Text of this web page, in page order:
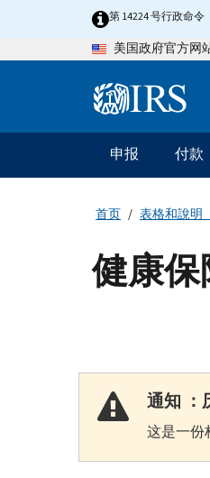
第 14224 号行政命
美国政府官方网
主
要
导
申报 付款
首页 表格和說明
健康保
通知 ：
这是一份